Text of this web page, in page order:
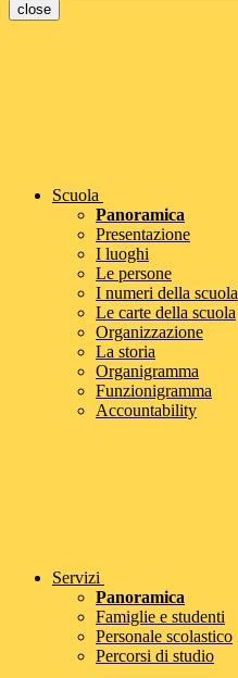
close
Scuola
Panoramica
Presentazione
I luoghi
Le persone
I numeri della scuola
Le carte della scuola
Organizzazione
La storia
Organigramma
Funzionigramma
Accountability
Servizi
Panoramica
Famiglie e studenti
Personale scolastico
Percorsi di studio